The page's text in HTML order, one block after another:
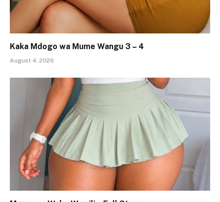
Kaka Mdogo wa Mume Wangu 3 – 4
August 4, 2026